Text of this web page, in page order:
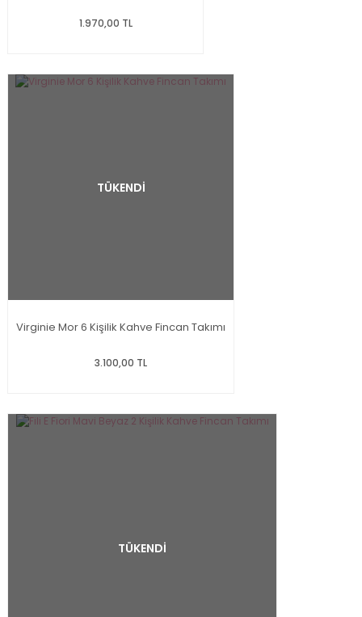
1.970,00 TL
TÜKENDİ
Virginie Mor 6 Kişilik Kahve Fincan Takımı
3.100,00 TL
TÜKENDİ